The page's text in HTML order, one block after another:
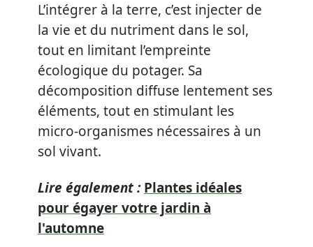
L’intégrer à la terre, c’est injecter de
la vie et du nutriment dans le sol,
tout en limitant l’empreinte
écologique du potager. Sa
décomposition diffuse lentement ses
éléments, tout en stimulant les
micro-organismes nécessaires à un
sol vivant.
Lire également : Plantes idéales
pour égayer votre jardin à
l'automne